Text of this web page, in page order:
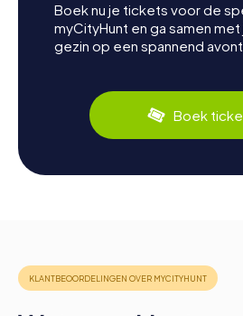
Boek nu je tickets voor de
myCityHunt en ga samen
gezin op een spannend
Boek